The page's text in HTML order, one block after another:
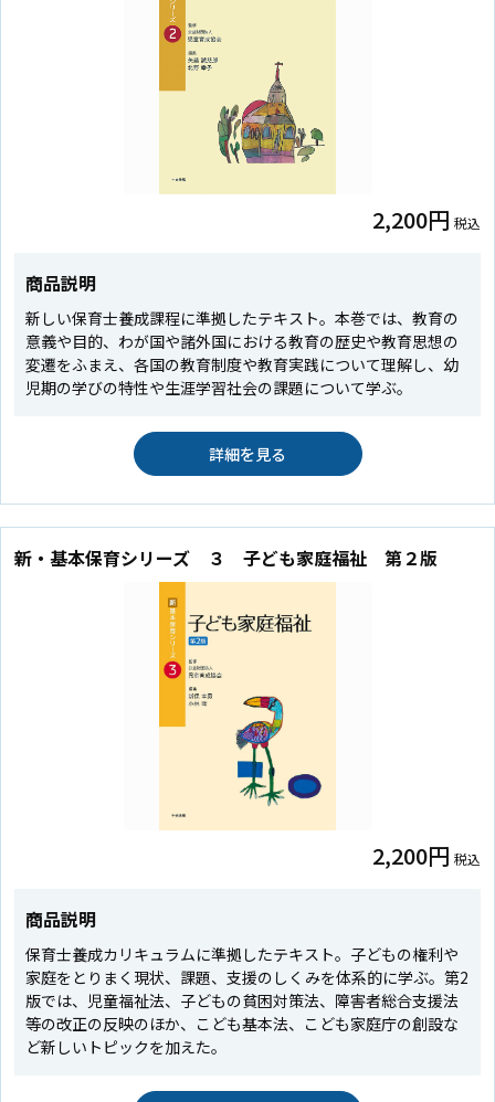
2,200円 税込
商品説明
新しい保育士養成課程に準拠したテキスト。本巻では、教育の
意義や目的、わが国や諸外国における教育の歴史や教育思想の
変遷をふまえ、各国の教育制度や教育実践について理解し、幼
児期の学びの特性や生涯学習社会の課題について学ぶ。
詳細を見る
新・基本保育シリーズ ３ 子ども家庭福祉 第２版
2,200円 税込
商品説明
保育士養成カリキュラムに準拠したテキスト。子どもの権利や
家庭をとりまく現状、課題、支援のしくみを体系的に学ぶ。第2
版では、児童福祉法、子どもの貧困対策法、障害者総合支援法
等の改正の反映のほか、こども基本法、こども家庭庁の創設な
ど新しいトピックを加えた。